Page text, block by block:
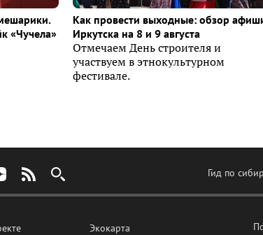
«Чучела»
Как провести выходные: обзор
Иркутска на 8 и 9 августа
Отмечаем День строителя и
участвуем в этнокультурном
фестивале.
Гид по
Экокарта